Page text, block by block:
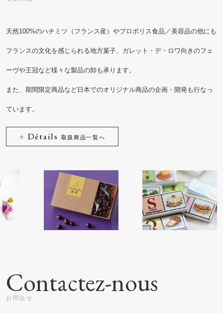
天然100%のハチミツ（フランス産）やプロポリス食品／美容品の他にも
フランスの文化を感じられる地方菓子、 ガレット・デ・ロワ向きのフェ
ーヴや王冠など様々な製品の卸も承ります。
また、期間限定商品など日本でのオリジナル商品の企画・開発も行なっ
ています。
Détails 取扱商品一覧へ
Contactez-nous